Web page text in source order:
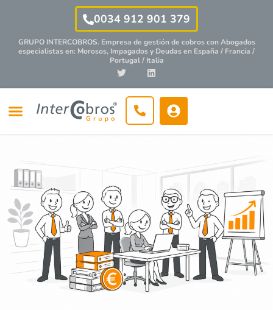
0034 912 901 379
GRUPO INTERCOBROS. Empresa de gestión de cobros conAbogados
especialistasen: Morosos, Impagados y Deudas en España / Francia /
Portugal / Italia